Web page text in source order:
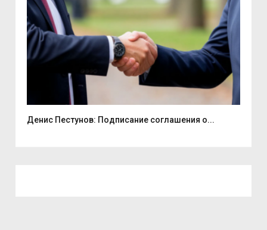
Денис Пестунов: Подписание соглашения о...